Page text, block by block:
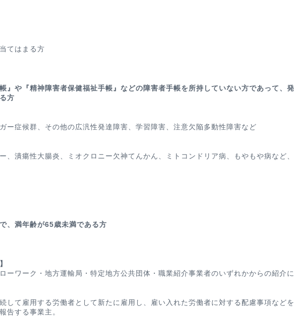
てはまる方
』や『精神障害者保健福祉手帳』などの障害者手帳を所持していない方であって、
方
ー症候群、その他の広汎性発達障害、学習障害、注意欠陥多動性障害など
、潰瘍性大腸炎、ミオクロニー欠神てんかん、ミトコンドリア病、もやもや病など
、満年齢が65歳未満である方
ーワーク・地方運輸局・特定地方公共団体・職業紹介事業者のいずれかからの紹介
して雇用する労働者として新たに雇用し、雇い入れた労働者に対する配慮事項など
告する事業主。